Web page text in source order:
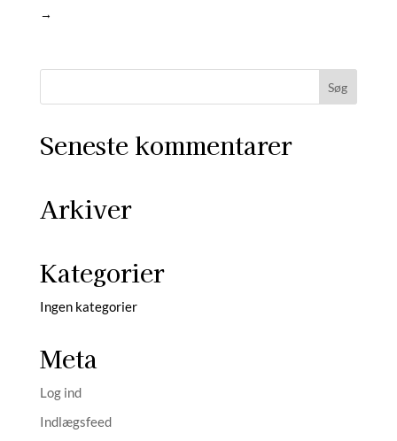
→
Seneste kommentarer
Arkiver
Kategorier
Ingen kategorier
Meta
Log ind
Indlægsfeed